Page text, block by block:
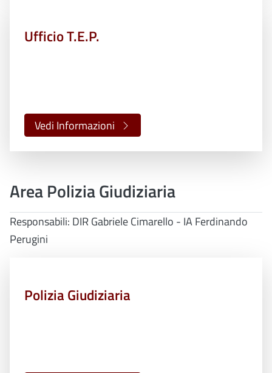
Ufficio T.E.P.
Vedi Informazioni
Area Polizia Giudiziaria
Responsabili: DIR Gabriele Cimarello - IA Ferdinando
Perugini
Polizia Giudiziaria